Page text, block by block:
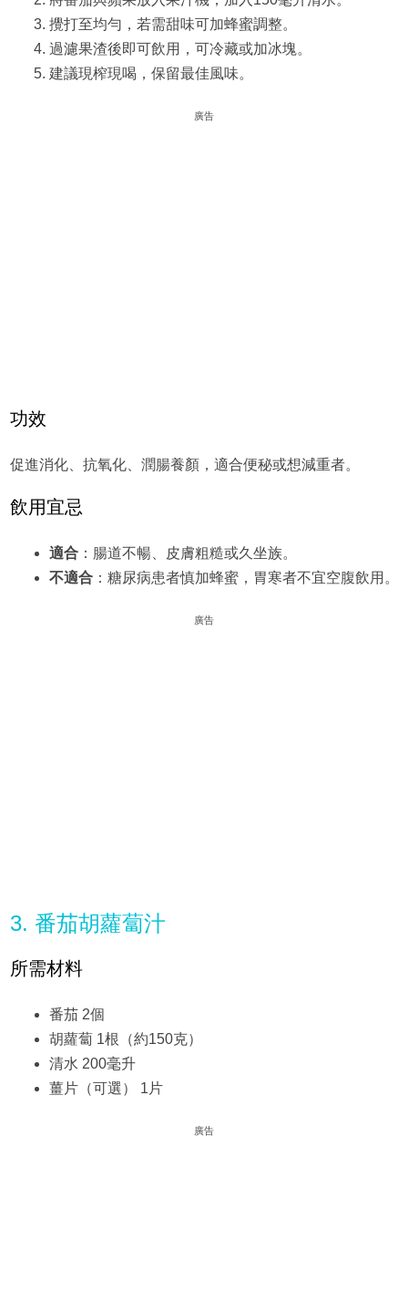
攪打至均勻，若需甜味可加蜂蜜調整。
過濾果渣後即可飲用，可冷藏或加冰塊。
建議現榨現喝，保留最佳風味。
廣告
功效
促進消化、抗氧化、潤腸養顏，適合便秘或想減重者。
飲用宜忌
適合：腸道不暢、皮膚粗糙或久坐族。
不適合：糖尿病患者慎加蜂蜜，胃寒者不宜空腹飲用。
廣告
3. 番茄胡蘿蔔汁
所需材料
番茄 2個
胡蘿蔔 1根（約150克）
清水 200毫升
薑片（可選） 1片
廣告